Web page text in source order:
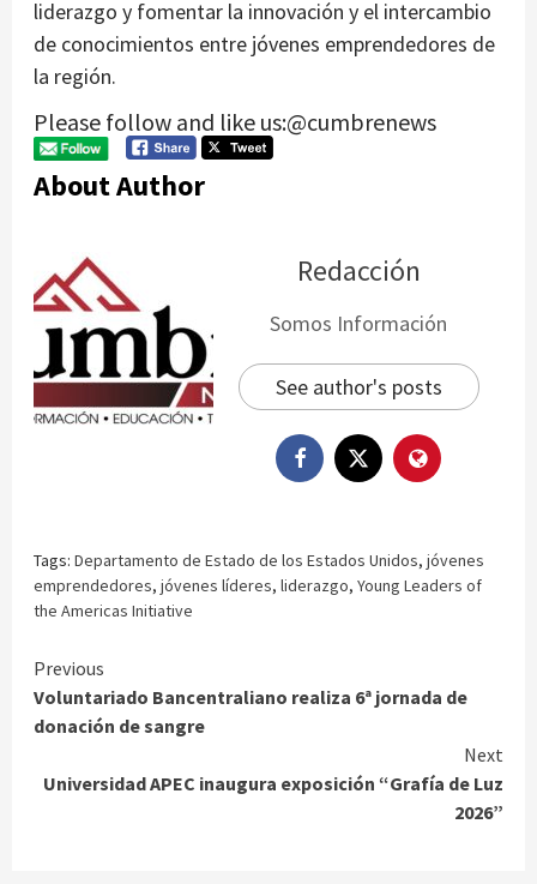
liderazgo y fomentar la innovación y el intercambio
de conocimientos entre jóvenes emprendedores de
la región.
Please follow and like us:@cumbrenews
About Author
Redacción
Somos Información
See author's posts
Tags: Departamento de Estado de los Estados Unidos, jóvenes
emprendedores, jóvenes líderes, liderazgo, Young Leaders of
the Americas Initiative
Continue
Reading
Previous
Voluntariado Bancentraliano realiza 6ª jornada de
donación de sangre
Next
Universidad APEC inaugura exposición “Grafía de Luz
2026”